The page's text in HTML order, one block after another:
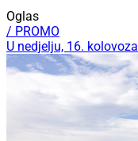
Oglas
/ PROMO
U nedjelju, 16. kolovoza